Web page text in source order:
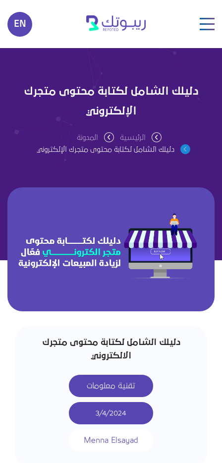
EN
دليلك الشامل لكتابة محتوى متجرك
الإلكتروني
الرئيسية
المدونة
دليلك الشامل لكتابة محتوى متجرك الإلكتروني
دليلك الشامل لكتابة محتوى متجرك
الالكتروني
تقنية معلومات
3/4/2024
Menna Elsayad